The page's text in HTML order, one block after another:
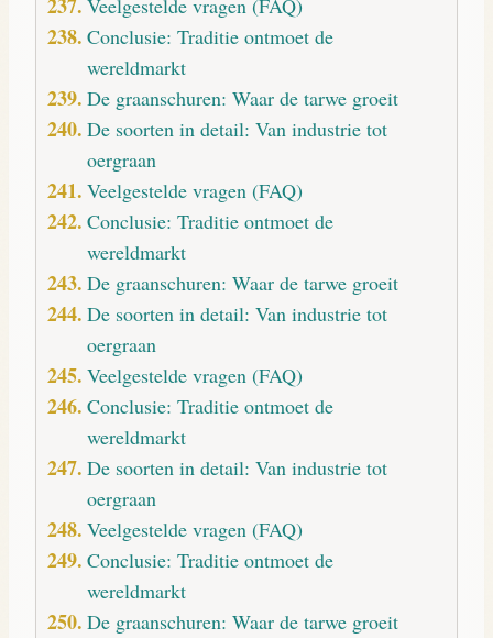
Veelgestelde vragen (FAQ)
Conclusie: Traditie ontmoet de
wereldmarkt
De graanschuren: Waar de tarwe groeit
De soorten in detail: Van industrie tot
oergraan
Veelgestelde vragen (FAQ)
Conclusie: Traditie ontmoet de
wereldmarkt
De graanschuren: Waar de tarwe groeit
De soorten in detail: Van industrie tot
oergraan
Veelgestelde vragen (FAQ)
Conclusie: Traditie ontmoet de
wereldmarkt
De soorten in detail: Van industrie tot
oergraan
Veelgestelde vragen (FAQ)
Conclusie: Traditie ontmoet de
wereldmarkt
De graanschuren: Waar de tarwe groeit